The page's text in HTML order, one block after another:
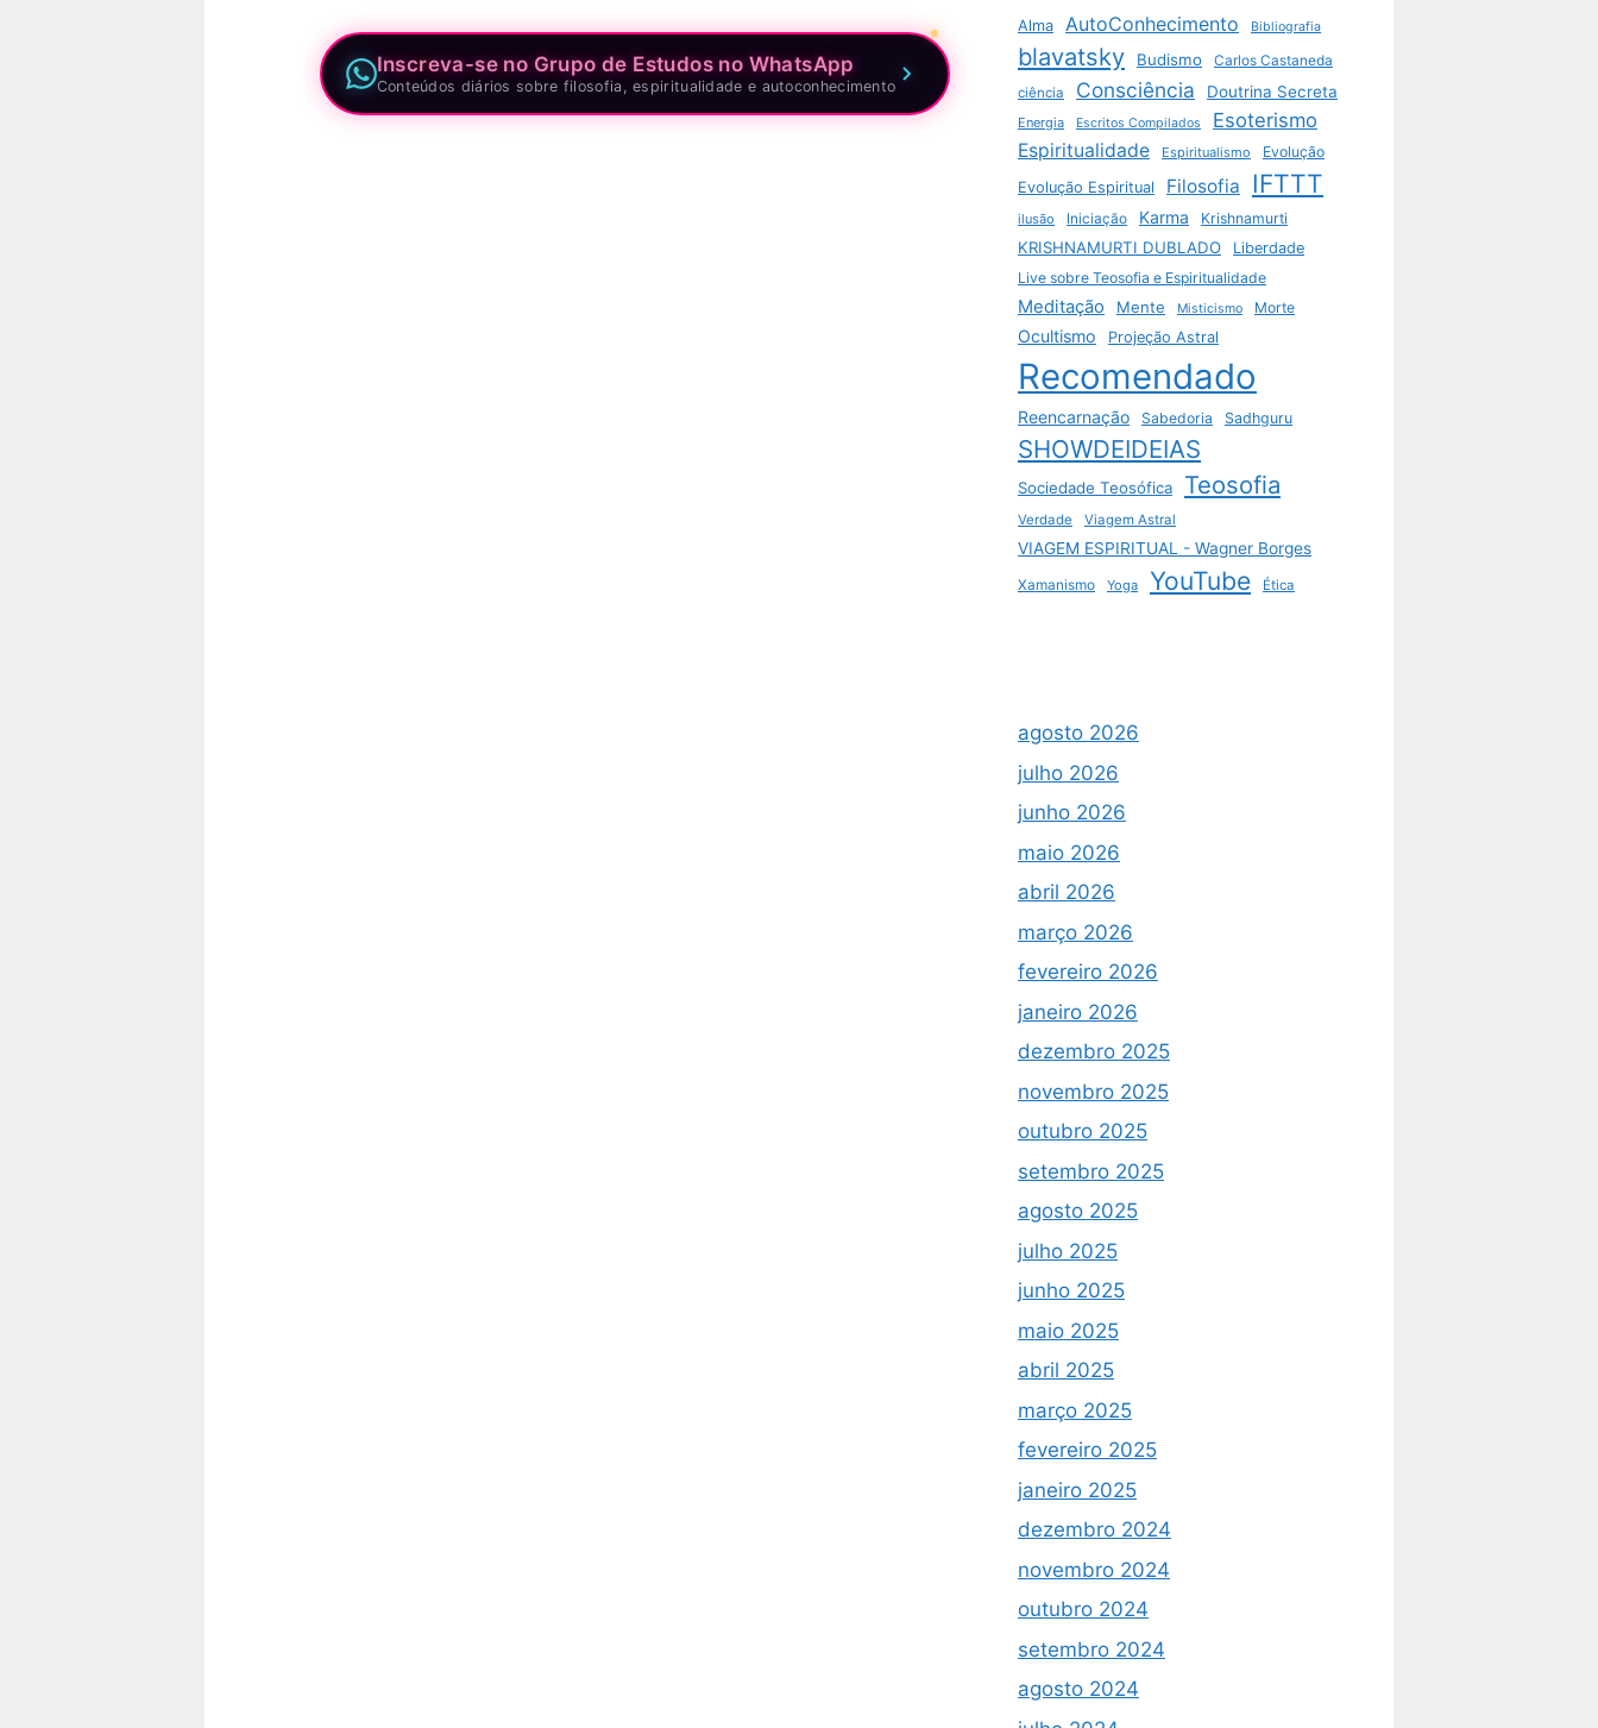
Inscreva-se no Grupo de Estudos no WhatsApp
Conteúdos diários sobre filosofia, espiritualidade e autoconhecimento
Alma AutoConhecimento Bibliografia
blavatsky Budismo
Carlos Castaneda
ciência
Consciência Doutrina Secreta
Energia Escritos Compilados Esoterismo
Espiritualidade Espiritualismo
Evolução
Evolução Espiritual
Filosofia IFTTT
ilusão Iniciação Karma Krishnamurti
KRISHNAMURTI DUBLADO
Liberdade
Live sobre Teosofia e Espiritualidade
Meditação Mente Misticismo Morte
Ocultismo Projeção Astral
Recomendado
Reencarnação Sabedoria Sadhguru
SHOWDEIDEIAS
Sociedade Teosófica Teosofia
Verdade Viagem Astral
VIAGEM ESPIRITUAL - Wagner Borges
Xamanismo Yoga YouTube Ética
agosto 2026
julho 2026
junho 2026
maio 2026
abril 2026
março 2026
fevereiro 2026
janeiro 2026
dezembro 2025
novembro 2025
outubro 2025
setembro 2025
agosto 2025
julho 2025
junho 2025
maio 2025
abril 2025
março 2025
fevereiro 2025
janeiro 2025
dezembro 2024
novembro 2024
outubro 2024
setembro 2024
agosto 2024